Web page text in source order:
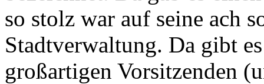
so stolz war auf seine ach
Stadtverwaltung. Da gibt
großartigen Vorsitzenden